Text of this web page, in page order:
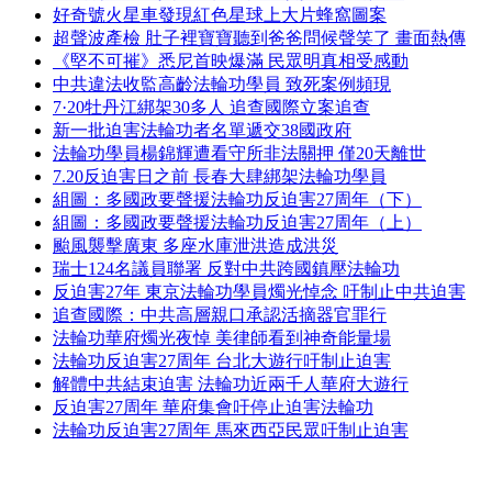
好奇號火星車發現紅色星球上大片蜂窩圖案
超聲波產檢 肚子裡寶寶聽到爸爸問候聲笑了 畫面熱傳
《堅不可摧》悉尼首映爆滿 民眾明真相受感動
中共違法收監高齡法輪功學員 致死案例頻現
7·20牡丹江綁架30多人 追查國際立案追查
新一批迫害法輪功者名單遞交38國政府
法輪功學員楊錦輝遭看守所非法關押 僅20天離世
7.20反迫害日之前 長春大肆綁架法輪功學員
組圖：多國政要聲援法輪功反迫害27周年（下）
組圖：多國政要聲援法輪功反迫害27周年（上）
颱風襲擊廣東 多座水庫泄洪造成洪災
瑞士124名議員聯署 反對中共跨國鎮壓法輪功
反迫害27年 東京法輪功學員燭光悼念 吁制止中共迫害
追查國際：中共高層親口承認活摘器官罪行
法輪功華府燭光夜悼 美律師看到神奇能量場
法輪功反迫害27周年 台北大遊行吁制止迫害
解體中共結束迫害 法輪功近兩千人華府大遊行
反迫害27周年 華府集會吁停止迫害法輪功
法輪功反迫害27周年 馬來西亞民眾吁制止迫害